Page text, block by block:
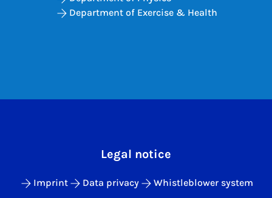
Department of Exercise & Health
Legal notice
Imprint Data privacy Whistleblower system